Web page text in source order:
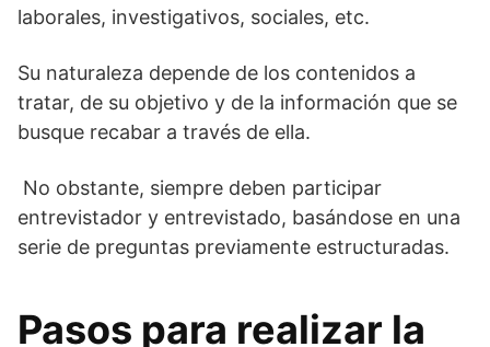
laborales, investigativos, sociales, etc.
Su naturaleza depende de los contenidos a
tratar, de su objetivo y de la información que se
busque recabar a través de ella.
No obstante, siempre deben participar
entrevistador y entrevistado, basándose en una
serie de preguntas previamente estructuradas.
Pasos para realizar la